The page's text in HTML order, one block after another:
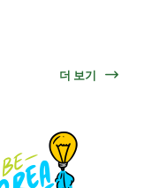
더 보기